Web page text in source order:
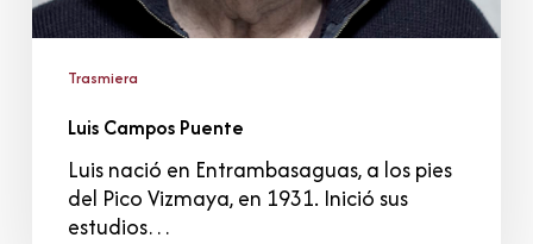
Trasmiera
Luis Campos Puente
Luis nació en Entrambasaguas, a los pies
del Pico Vizmaya, en 1931. Inició sus
estudios…